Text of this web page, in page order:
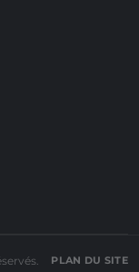
PLAN DU SITE